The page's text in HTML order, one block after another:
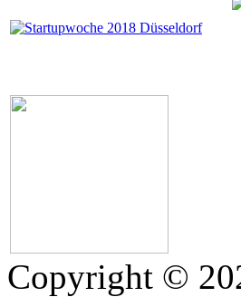
Copyright ©